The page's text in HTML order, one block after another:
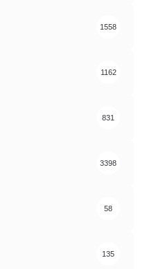
1558
1162
831
3398
58
135